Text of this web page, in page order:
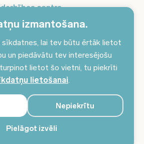
izmantošana.
sīkdatnes, lai tev būtu ērtāk lietot
un piedāvātu tev interesējošu
lietot šo vietni, tu piekrīti
lietošanai.
Pielāgot izvēli
Nepiekrītu
centrs
un saņemiet aktuālākos
jaunumiem